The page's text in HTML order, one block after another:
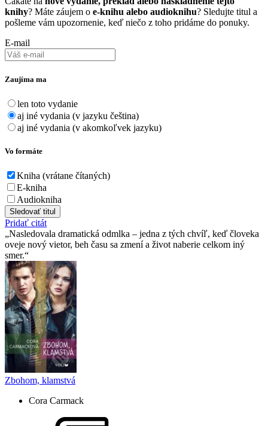
knihy? Máte záujem o e-knihu alebo audioknihu? Sledujte titul a
pošleme vám upozornenie, keď niečo z toho pridáme do ponuky.
E-mail
Zaujíma ma
len toto vydanie
aj iné vydania (v jazyku čeština)
aj iné vydania (v akomkoľvek jazyku)
Vo formáte
Kniha (vrátane čítaných)
E-kniha
Audiokniha
Sledovať titul
Pridať citát
Nasledovala dramatická odmlka – jedna z tých chvíľ, keď človeka
oveje nový vietor, beh času sa zmení a život naberie celkom iný
smer.
Zbohom, klamstvá
Cora Carmack